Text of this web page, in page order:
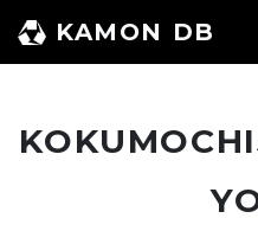
ン
KAMON DB